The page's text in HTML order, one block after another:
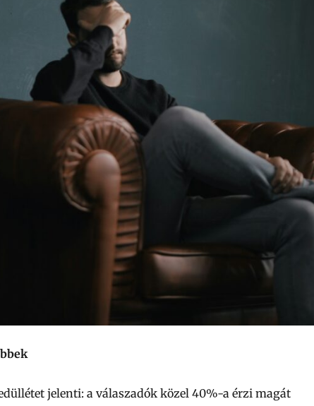
jelenti: a válaszadók közel 40%-a érzi magát